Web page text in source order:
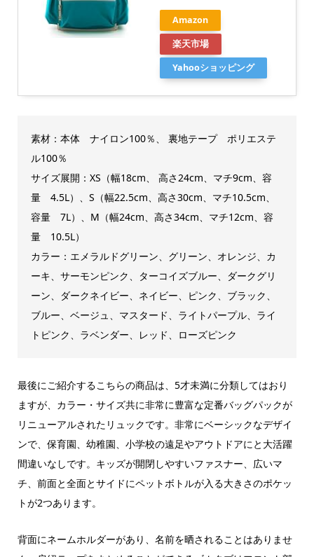
Amazon
楽天市場
Yahooショッピング
素材： 本体 ナイロン100％、 裏地テープ ポリエステ
ル100％
サイズ展開： XS（幅18cm、 高さ24cm、マチ9cm、容
量 4.5L）、 S（幅22.5cm、高さ30cm、マチ10.5cm、
容量 7L）、M（幅24cm、高さ34cm、マチ12cm、容
量 10.5L）
カラー：エメラルドグリーン、グリーン、オレンジ、カ
ーキ、サーモンピンク、ターコイズブルー、ダークグリ
ーン、ダークネイビー、ネイビー、ピンク、ブラック、
ブルー、ベージュ、マスタード、ライトパープル、ライ
トピンク、ラベンダー、レッド、ローズピンク
最後にご紹介するこちらの商品は、5才未満に分類してはおり
ますが、カラー・サイズ共に非常に豊富な定番バッグパックが
リニューアルされたリュックです。非常にベーシックなデザイ
ンで、 保育園、幼稚園、小学校の遠足やアウトドアにと大活躍
間違いなしです。キッズが開閉しやすいファスナー、広いマ
チ、前面と全面とサイドにペットボトルが入る大きさのポケッ
トが2つあります。
背面にネームホルダーがあり、名前を晒されることはありませ